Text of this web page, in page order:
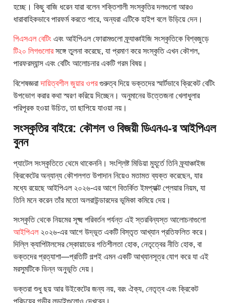
হচ্ছে। কিছু বাজি ধরেন যারা বলেন শক্তিশালী সংস্কৃতির দলগুলো আরও
ধারাবাহিকভাবে পারফর্ম করতে পারে, অন্যরা এটিকে হাইপ বলে উড়িয়ে দেন।
পিএসএল বেটিং এবং আইপিএল ফোরামগুলো ফ্র্যাঞ্চাইজি সংস্কৃতিকে বিশ্বজুড়ে
টি২০ লিগগুলোরসঙ্গে তুলনা করেছে, যা প্রমাণ করে সংস্কৃতি এখন কৌশল,
পারফরম্যান্স এবং বেটিং আলোচনার একটি গরম বিষয়।
বিশেষজ্ঞরাদায়িত্বশীল জুয়ার ওপরগুরুত্ব দিয়ে ভক্তদের স্মার্টভাবে ক্রিকেট বেটিং
উপভোগ করার কথা স্মরণ করিয়ে দিচ্ছেন। অনুমানের উত্তেজনা খেলাধুলার
পরিপূরক হওয়া উচিত, তা ছাপিয়ে যাওয়া নয়।
সংস্কৃতির বাইরে: কৌশল ও বিজয়ী ডিএনএ-র আইপিএল
বুনন
প্যাটেল সংস্কৃতিতে থেমে থাকেননি। সংশ্লিষ্ট মিডিয়া মুহূর্তে তিনি ফ্র্যাঞ্চাইজ
ক্রিকেটের অন্যান্য কৌশলগত উপাদান নিয়েও মতামত ব্যক্ত করেছেন, যার
মধ্যে রয়েছে আইপিএল ২০২৬-এর আগে বিতর্কিত ইমপ্যাক্ট প্লেয়ার নিয়ম, যা
তিনি মনে করেন তাঁর মতো অলরাউন্ডারদের ভূমিকা কমিয়ে দেয়।
সংস্কৃতি থেকে নিয়মের সূক্ষ্ম পরিবর্তন পর্যন্ত এই স্তরবিন্যস্ত আলোচনাগুলো
আইপিএল ২০২৬-এর আগে উদ্ভূত একটি বিস্তৃত আখ্যান প্রতিফলিত করে।
দিল্লি ক্যাপিটালসের স্কোয়াডের গতিশীলতা হোক, নেতৃত্বের নীতি হোক, বা
ভক্তদের প্রত্যাশা—প্রতিটি গল্পই এমন একটি আখ্যানসূত্র যোগ করে যা এই
মরসুমটিকে ভিন্ন অনুভূতি দেয়।
ভক্তরা শুধু ছয় আর উইকেটের জন্য নয়, বরং ঐক্য, নেতৃত্ব এবং ক্রিকেট
পরিচয়ের গভীর লড়াইগুলোও দেখবেন।